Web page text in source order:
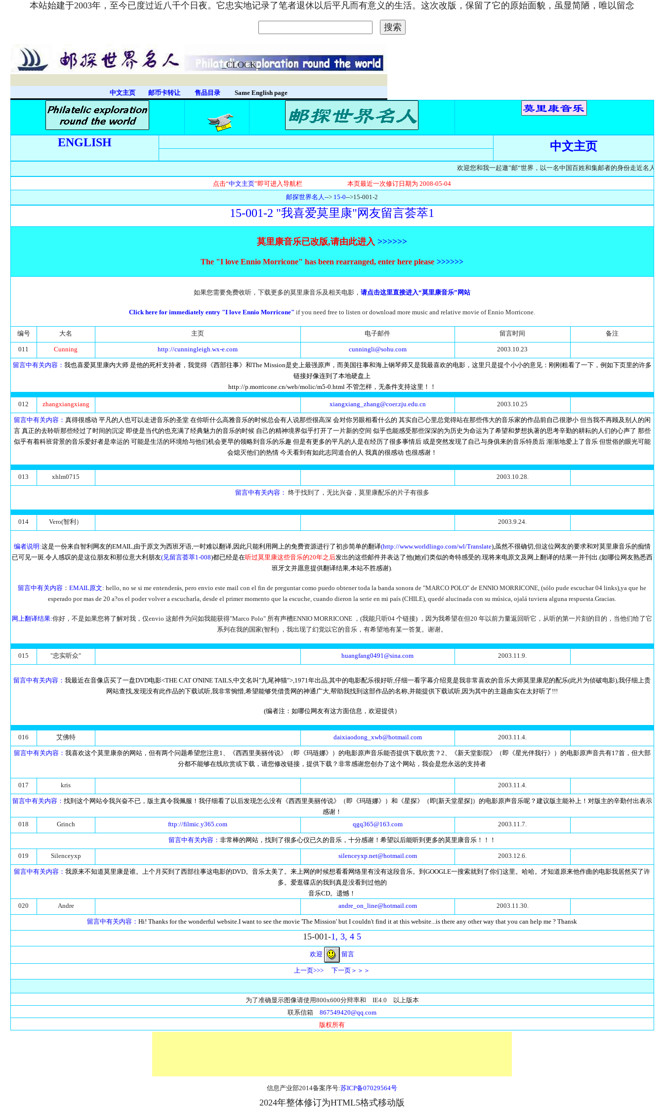
本站始建于2003年，至今已度过近八千个日夜。它忠实地记录了笔者退休以后平凡而有意义的生活。这次改版，保留了它的原始面貌，虽显简陋，唯以留念
中文主页 邮币卡转让 售品目录 Same English page
ENGLISH 中文主页
_CLOCK_
欢迎您和我一起遨”邮“世界，以一名中国百姓和集邮者的身份走近名人,探索名
点击“中文主页”即可进入导航栏 本页最近一次修订日期为 2008-05-04
邮探世界名人--> 15-0-->15-001-2
15-001-2 "我喜爱莫里康"网友留言荟萃1
莫里康音乐已改版,请由此进入 >>>>>>
The "I love Ennio Morricone" has been rearranged, enter here please >>>>>>
如果您需要免费收听，下载更多的莫里康音乐及相关电影， 请点击这里直接进入“莫里康音乐”网站
Click here for immediately entry "I love Ennio Morricone" if you need free to listen or download more music and relative movie of Ennio Morricone.
编号 大名 主页 电子邮件 留言时间 备注
011 Cunning http://cunningleigh.wx-e.com cunningli@sohu.com 2003.10.23
留言中有关内容： 我也喜爱莫里康内大师 是他的死杆支持者，我觉得《西部往事》和The Mission是史上最强原声，而美国往事和海上钢琴师又是我最喜欢的电影，这里只是提个小小的意见：刚刚粗看了一下，例如下页里的许多
链接好像连到了本地硬盘上
http://p.morricone.cn/web/molic/m5-0.html 不管怎样，无条件支持这里！！
012 zhangxiangxiang xiangxiang_zhang@coer.zju.edu.cn 2003.10.25
留言中有关内容： 真得很感动 平凡的人也可以走进音乐的圣堂 在你听什么高雅音乐的时候总会有人说那些很高深 会对你另眼相看什么的 其实自己心里总觉得站在那些伟大的音乐家的作品前自己很渺小 但当我不再顾及别人的闲
言 真正的去聆听那些经过了时间的沉淀 即使是当代的也充满了经典魅力的音乐的时候 自己的精神境界似乎打开了一片新的空间 似乎也能感受那些深深的为历史为命运为了希望和梦想执著的思考辛勤的耕耘的人们的心声了 那些
似乎有着科班背景的音乐爱好者是幸运的 可能是生活的环境给与他们机会更早的领略到音乐的乐趣 但是有更多的平凡的人是在经历了很多事情后 或是突然发现了自己与身俱来的音乐特质后 渐渐地爱上了音乐 但世俗的眼光可能
会熄灭他们的热情 今天看到有如此志同道合的人 我真的很感动 也很感谢！
013 xhlm0715 2003.10.28.
留言中有关内容： 终于找到了，无比兴奋，莫里康配乐的片子有很多
014 Vero(智利） 2003.9.24.
编者说明:这是一份来自智利网友的EMAIL,由于原文为西班牙语,一时难以翻译,因此只能利用网上的免费资源进行了初步简单的翻译(http://www.worldlingo.com/wl/Translate),虽然不很确切,但这位网友的要求和对莫里康音乐的痴情
已可见一斑.令人感叹的是这位朋友和那位意大利朋友(见留言荟萃1-008)都已经是在听过莫里康这些音乐的20年之后发出的这些邮件并表达了他(她)们类似的奇特感受的.现将来电原文及网上翻译的结果一并刊出.(如哪位网友熟悉西
班牙文并愿意提供翻译结果,本站不胜感谢).
留言中有关内容 ： EMAIL原文: hello, no se si me entenderás, pero envio este mail con el fin de preguntar como puedo obtener toda la banda sonora de "MARCO POLO" de ENNIO MORRICONE, (sólo pude escuchar 04 links),ya que he
esperado por mas de 20 a?os el poder volver a escucharla, desde el primer momento que la escuche, cuando dieron la serie en mi país (CHILE), quedé alucinada con su música, ojalá tuviera alguna respuesta.Gracias.
网上翻译结果:你好，不是如果您将了解对我，仅envio 这邮件为问如我能获得"Marco Polo" 所有声槽ENNIO MORRICONE ，(我能只听04 个链接) ，因为我希望在但20 年以前力量返回听它，从听的第一片刻的目的，当他们给了它
系列在我的国家(智利) ，我出现了幻觉以它的音乐，有希望地有某一答复。谢谢。
015 "忠实听众" huangfang0491@sina.com 2003.11.9.
留言中有关内容： 我最近在音像店买了一盘DVD电影<THE CAT O'NINE TAILS,中文名叫"九尾神猫">,1971年出品,其中的电影配乐很好听,仔细一看字幕介绍竟是我非常喜欢的音乐大师莫里康尼的配乐(此片为侦破电影),我仔细上贵
网站查找,发现没有此作品的下载试听,我非常惋惜,希望能够凭借贵网的神通广大,帮助我找到这部作品的名称,并能提供下载试听,因为其中的主题曲实在太好听了!!!
(编者注：如哪位网友有这方面信息，欢迎提供）
016 艾佛特 daixiaodong_xwb@hotmail.com 2003.11.4.
留言中有关内容： 我喜欢这个莫里康奈的网站，但有两个问题希望您注意1、《西西里美丽传说》（即《玛琏娜》）的电影原声音乐能否提供下载欣赏？2、《新天堂影院》（即《星光伴我行》）的电影原声音共有17首，但大部
分都不能够在线欣赏或下载，请您修改链接，提供下载？非常感谢您创办了这个网站，我会是您永远的支持者
017 kris 2003.11.4.
留言中有关内容： 找到这个网站令我兴奋不已，版主真令我佩服！我仔细看了以后发现怎么没有《西西里美丽传说》（即《玛琏娜》）和《星探》（即[新天堂星探]）的电影原声音乐呢？建议版主能补上！对版主的辛勤付出表示
感谢！
018
Grinch fttp://filmic.y365.com qgq365@163.com 2003.11.7.
留言中有关内容： 非常棒的网站，找到了很多心仪已久的音乐，十分感谢！希望以后能听到更多的莫里康音乐！！！
019 Silenceyxp silenceyxp.net@hotmail.com 2003.12.6.
留言中有关内容： 我原来不知道莫里康是谁。上个月买到了西部往事这电影的DVD。音乐太美了。来上网的时候想看看网络里有没有这段音乐。到GOOGLE一搜索就到了你们这里。哈哈。才知道原来他作曲的电影我居然买了许
多。爱逛碟店的我到真是没看到过他的
音乐CD。遗憾！
020
Andre andre_on_line@hotmail.com 2003.11.30.
留言中有关内容： Hi! Thanks for the wonderful website.I want to see the movie 'The Mission' but I couldn't find it at this website...is there any other way that you can help me ? Thansk
15-001-1, 3, 4 5
欢迎 留言
上一页>>> 下一页＞＞＞
为了准确显示图像请使用800x600分辩率和 IE4.0 以上版本
联系信箱 867549420@qq.com
版权所有
信息产业部2014备案序号:苏ICP备07029564号
2024年整体修订为HTML5格式移动版